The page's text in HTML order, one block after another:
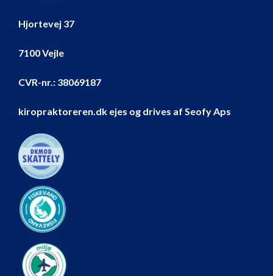
Hjortevej 37
7100 Vejle
CVR-nr.: 38069187
kiropraktoreren.dk ejes og drives af Seofy Aps